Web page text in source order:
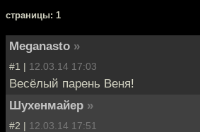
cтраницы: 1
Meganasto »
#1 | 12.03.14 17:03
Весёлый парень Веня!
Шухенмайер »
#2 | 12.03.14 17:51